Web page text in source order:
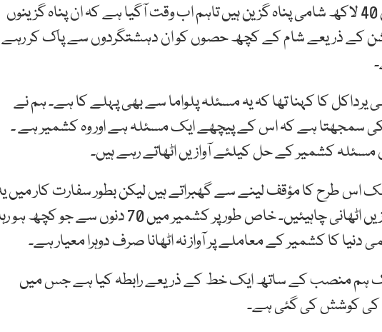
احسان مصطفیٰ یرداکل نے کہا کہ ترکی میں 40 لاکھ شامی پناہ گزین ہیں تاہم اب وقت آگیا ہے کہ ان پناہ گزینوں
کے ذریعے شام کے کچھ حصوں کو ان دہشتگردوں سے پاک کر رہے
کا کہنا تھا کہ یہ مسئلہ پلواما سے بھی پہلے کا ہے۔ ہم نے
سمجھتا ہے کہ اس کے پیچھے ایک مسئلہ ہے اور وہ کشمیر ہے ۔
مسئلہ کشمیر کے حل کیلئے آوازیں اٹھاتے رہے ہیں۔
اس طرح کا مؤقف لینے سے گھبراتے ہیں لیکن بطور سفارت کار میں
امید رکھتا ہوں کہ اس معاملے پر دنیا کو آوازیں اٹھانی چاہیئیں۔ خاص طور پر کشمیر میں 70 دنوں سے جو کچھ
کا کشمیر کے معاملے پر آواز نہ اٹھانا صرف دوہرا معیار ہے۔
ہم منصب کے ساتھ ایک خط کے ذریعے رابطہ کیا ہے جس میں
کی کوشش کی گئی ہے۔